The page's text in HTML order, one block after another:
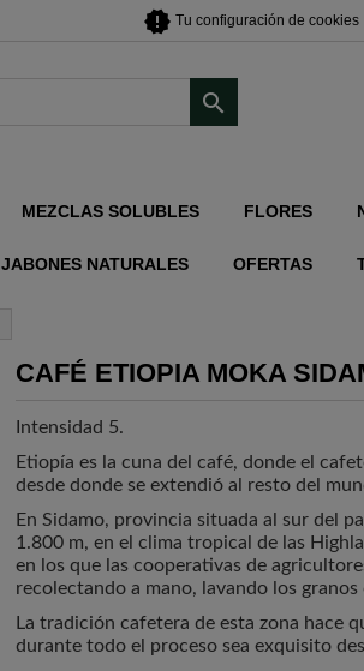
new_releases Tu configuración de cookies

MEZCLAS SOLUBLES FLORES
JABONES NATURALES OFERTAS
CAFÉ ETIOPIA MOKA
Intensidad 5.
Etiopía es la cuna del café, donde el
desde donde se extendió al resto del
En Sidamo, provincia situada al sur del
1.800 m, en el clima tropical de las
en los que las cooperativas de
recolectando a mano, lavando los
La tradición cafetera de esta zona hace
durante todo el proceso sea exquisito